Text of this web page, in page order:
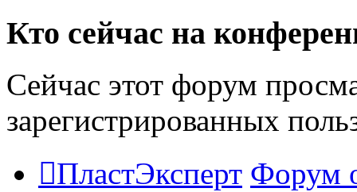
Кто сейчас на
Сейчас этот форум
зарегистрированных
ПластЭксперт Форум